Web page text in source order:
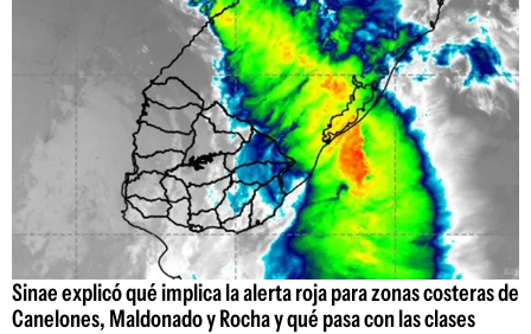
Sinae explicó qué implica la alerta roja para zonas costeras de
Canelones, Maldonado y Rocha y qué pasa con las clases